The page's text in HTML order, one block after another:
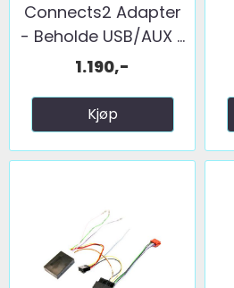
Connects2 Adapter
- Beholde USB/AUX ...
1.190,-
Kjøp